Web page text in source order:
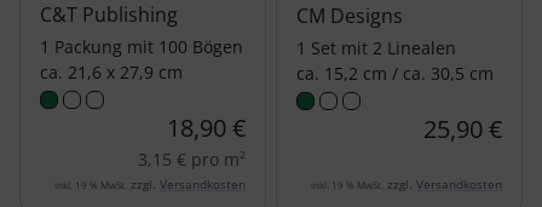
C&T Publishing
1 Packung mit 100 Bögen
ca. 21,6 x 27,9 cm
18,90 €
3,15 € pro m²
inkl. 19 % MwSt. zzgl. Versandkosten
CM Designs
1 Set mit 2 Linealen
ca. 15,2 cm / ca. 30,5 cm
25,90 €
inkl. 19 % MwSt. zzgl. Versandkosten